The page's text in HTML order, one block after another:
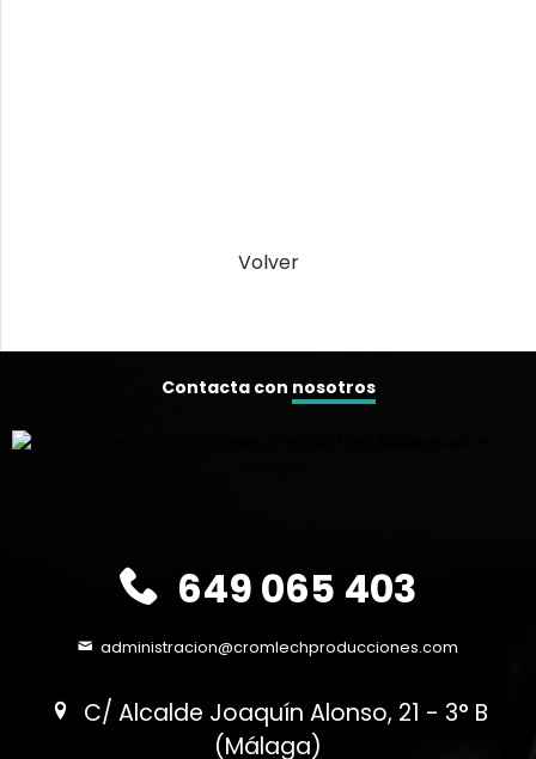
Volver
Contacta con nosotros
649 065 403
administracion@cromlechproducciones.com
C/ Alcalde Joaquín Alonso, 21 - 3° B
(Málaga)